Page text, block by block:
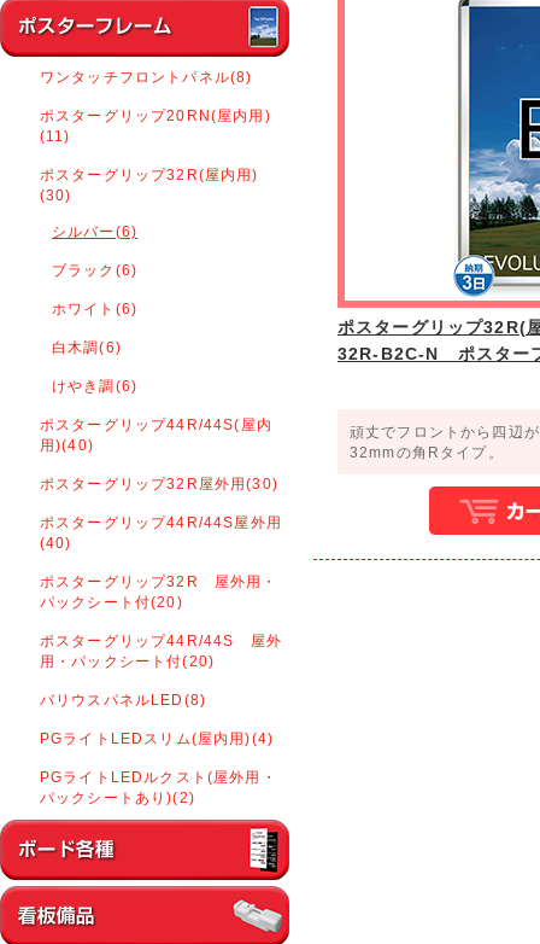
ワンタッチフロントパネル(8)
ポスターグリップ20RN(屋内用)
(11)
ポスターグリップ32R(屋内用)
(30)
シルバー(6)
ブラック(6)
ホワイト(6)
白木調(6)
けやき調(6)
ポスターグリップ44R/44S(屋内
用)(40)
ポスターグリップ32R屋外用(30)
ポスターグリップ44R/44S屋外用
(40)
ポスターグリップ32R 屋外用・
パックシート付(20)
ポスターグリップ44R/44S 屋外
用・パックシート付(20)
バリウスパネルLED(8)
PGライトLEDスリム(屋内用)(4)
PGライトLEDルクスト(屋外用・
パックシートあり)(2)
ポスターグリップ32R(
32R-B2C-N ポスター
頑丈でフロントから四辺
32mmの角Rタイプ。